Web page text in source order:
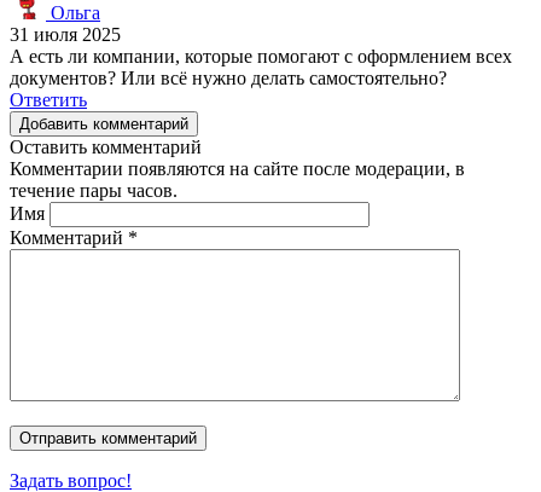
Ольга
31 июля 2025
А есть ли компании, которые помогают с оформлением всех
документов? Или всё нужно делать самостоятельно?
Ответить
Добавить комментарий
Оставить комментарий
Комментарии появляются на сайте после модерации, в
течение пары часов.
Имя
Комментарий *
Задать вопрос!